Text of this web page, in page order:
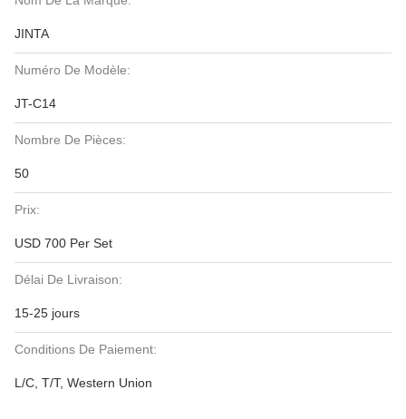
JINTA
Numéro De Modèle:
JT-C14
Nombre De Pièces:
50
Prix:
USD 700 Per Set
Délai De Livraison:
15-25 jours
Conditions De Paiement:
L/C, T/T, Western Union